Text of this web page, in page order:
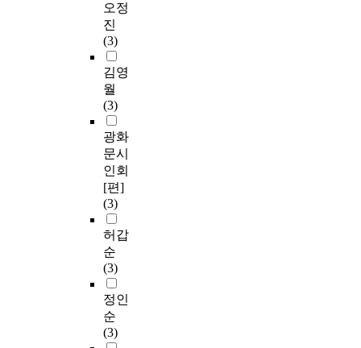
오정
진
(3)
김영
월
(3)
광화
문시
인회
[편]
(3)
허갑
순
(3)
정인
순
(3)